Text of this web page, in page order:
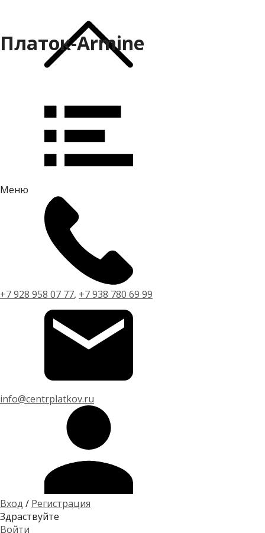
Меню
+7 928 958 07 77, +7 938 780 69 99
info@centrplatkov.ru
Вход / Регистрация
Здраствуйте
Войти
Платок-Armine